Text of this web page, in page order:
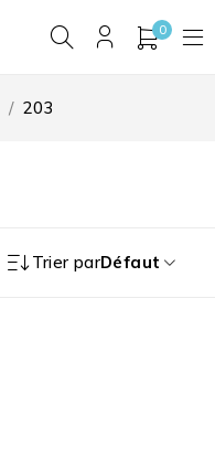
0
/ 203
Trier parDéfaut